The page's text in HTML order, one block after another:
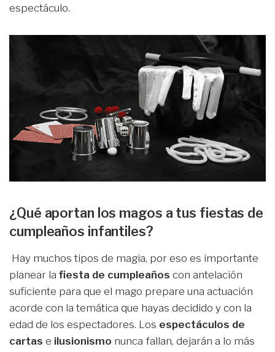
espectáculo.
¿Qué aportan los magos a tus fiestas de
cumpleaños infantiles?
Hay muchos tipos de magia, por eso es importante
planear la fiesta de cumpleaños con antelación
suficiente para que el mago prepare una actuación
acorde con la temática que hayas decidido y con la
edad de los espectadores. Los espectáculos de
cartas e ilusionismo nunca fallan, dejarán a lo más